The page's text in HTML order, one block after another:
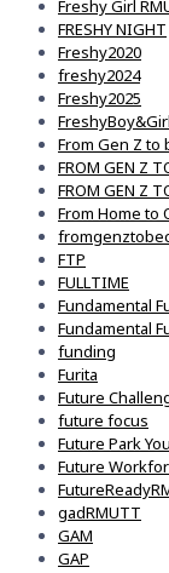
Freshy Girl
FRESHY NIGHT
Freshy2020
freshy2024
Freshy2025
From Gen Z to
FROM GEN Z
FROM GEN Z
From Home to
FTP
FULLTIME
Fundamental
Fundamental
funding
Furita
Future
future focus
Future Park
Future
gadRMUTT
GAM
GAP